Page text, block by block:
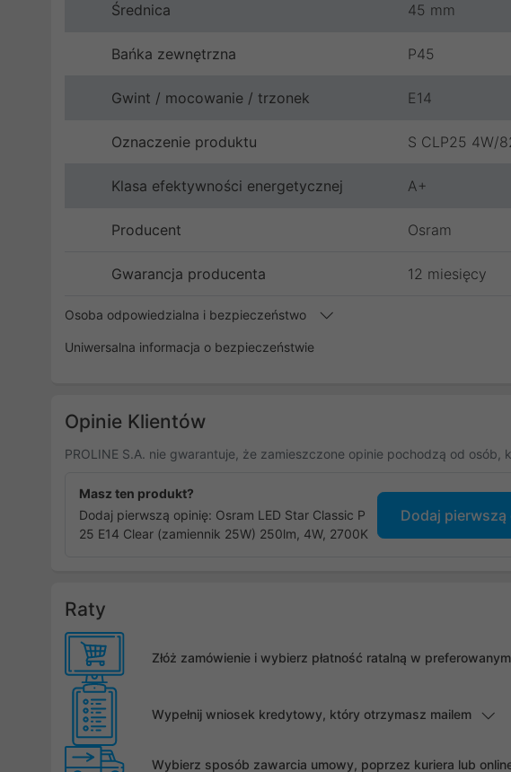
Średnica 45 mm
Bańka zewnętrzna P45
Gwint / mocowanie / trzonek E14
Oznaczenie produktu S CLP25 4W/
Klasa efektywności energetycznej A+
Producent Osram
Gwarancja producenta 12 miesięcy
Osoba odpowiedzialna i bezpieczeństwo
Uniwersalna informacja o bezpieczeństwie
Opinie Klientów
PROLINE S.A. nie gwarantuje, że zamieszczone opinie pochodzą od osób,
Masz ten produkt?
Dodaj pierwszą opinię: Osram LED Star Classic P
25 E14 Clear (zamiennik 25W) 250lm, 4W, 2700K
Dodaj pierwszą
Raty
Złóż zamówienie i wybierz płatność ratalną w
Wypełnij wniosek kredytowy, który otrzymasz mailem
Wybierz sposób zawarcia umowy, poprzez kuriera lub